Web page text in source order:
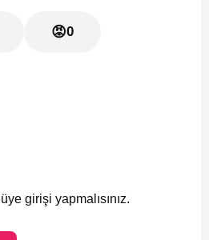
😡0
girişi yapmalısınız.